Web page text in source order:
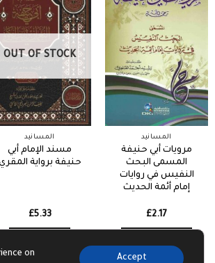
OUT OF STOCK
المسانيد
مسند الإمام أبي
حنيفة برواية
£5.33
المسانيد
مرويات أبي حنيفة
المسمى البحث
النفيس في روايات
إمام أئمة الحديث
£2.17
on
Accept